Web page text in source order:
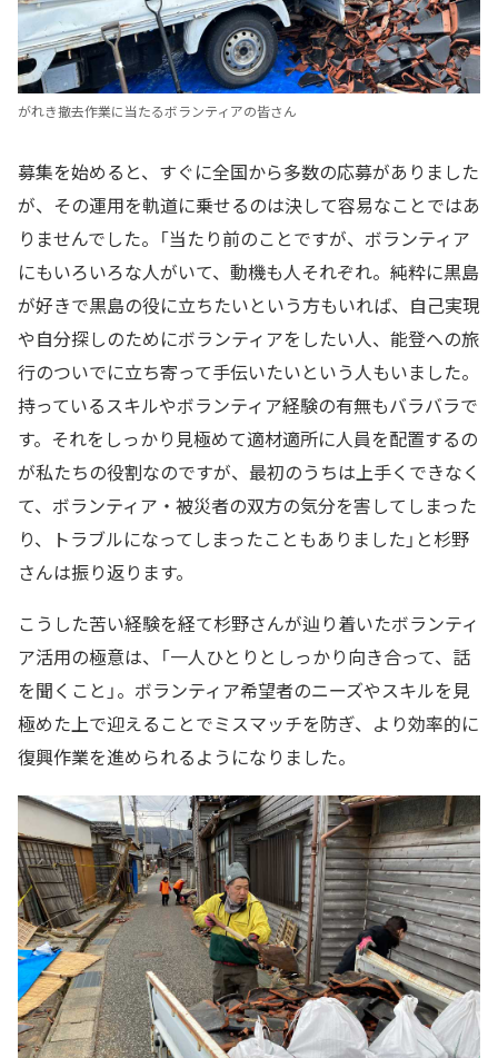
がれき撤去作業に当たるボランティアの皆さん
募集を始めると、すぐに全国から多数の応募がありました
が、その運用を軌道に乗せるのは決して容易なことではあ
りませんでした。「当たり前のことですが、ボランティア
にもいろいろな人がいて、動機も人それぞれ。純粋に黒島
が好きで黒島の役に立ちたいという方もいれば、自己実現
や自分探しのためにボランティアをしたい人、能登への旅
行のついでに立ち寄って手伝いたいという人もいました。
持っているスキルやボランティア経験の有無もバラバラで
す。それをしっかり見極めて適材適所に人員を配置するの
が私たちの役割なのですが、最初のうちは上手くできなく
て、ボランティア・被災者の双方の気分を害してしまった
り、トラブルになってしまったこともありました」と杉野
さんは振り返ります。
こうした苦い経験を経て杉野さんが辿り着いたボランティ
ア活用の極意は、「一人ひとりとしっかり向き合って、話
を聞くこと」。ボランティア希望者のニーズやスキルを見
極めた上で迎えることでミスマッチを防ぎ、より効率的に
復興作業を進められるようになりました。